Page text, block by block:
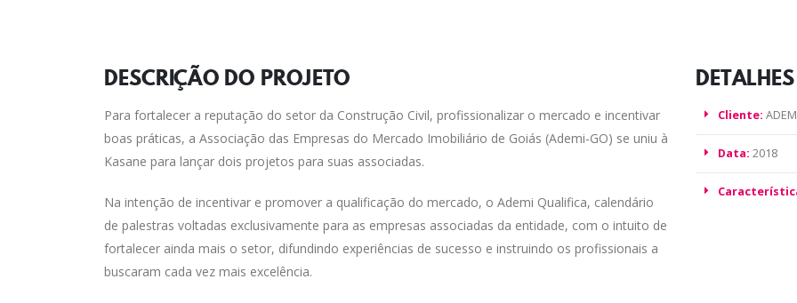
DESCRIÇÃO DO PROJETO
Para fortalecer a reputação do setor da Construção Civil, profissionalizar o mercado e incentivar
boas práticas, a Associação das Empresas do Mercado Imobiliário de Goiás (Ademi-GO) se uniu à
Kasane para lançar dois projetos para suas associadas.
Na intenção de incentivar e promover a qualificação do mercado, o Ademi Qualifica, calendário
de palestras voltadas exclusivamente para as empresas associadas da entidade, com o intuito de
fortalecer ainda mais o setor, difundindo experiências de sucesso e instruindo os profissionais a
buscaram cada vez mais excelência.
Cliente:
Data: 2018